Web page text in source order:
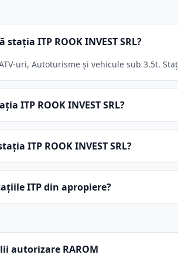
stația ITP ROOK INVEST SRL?
uri, Autoturisme și vehicule sub 3.5t.
ITP ROOK INVEST SRL?
ITP ROOK INVEST SRL?
ITP din apropiere?
autorizare RAROM